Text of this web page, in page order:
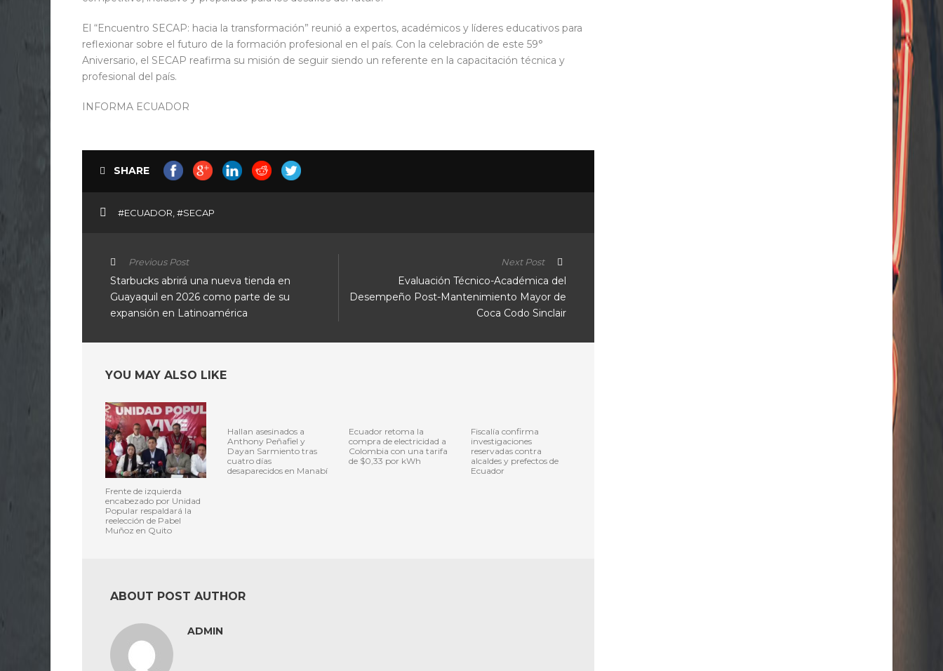
El “Encuentro SECAP: hacia la transformación” reunió a expertos, académicos y líderes educativos para
reflexionar sobre el futuro de la formación profesional en el país. Con la celebración de este 59°
Aniversario, el SECAP reafirma su misión de seguir siendo un referente en la capacitación técnica y
profesional del país.
INFORMA ECUADOR
SHARE
#ECUADOR #SECAP
Previous Post
Starbucks abrirá una nueva tienda en
Guayaquil en 2026 como parte de su
expansión en Latinoamérica
Next Post
Evaluación Técnico-Académica del
Desempeño Post-Mantenimiento Mayor de
Coca Codo Sinclair
YOU MAY ALSO LIKE
Frente de izquierda
encabezado por Unidad
Popular respaldará la
reelección de Pabel
Muñoz en Quito
Hallan asesinados a
Anthony Peñafiel y
Dayan Sarmiento tras
cuatro días
desaparecidos en Manabí
Ecuador retoma la
compra de electricidad a
Colombia con una tarifa
de $0,33 por kWh
Fiscalía confirma
investigaciones
reservadas contra
alcaldes y prefectos de
Ecuador
ABOUT POST AUTHOR
ADMIN